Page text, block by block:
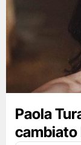
Paola
cambiato